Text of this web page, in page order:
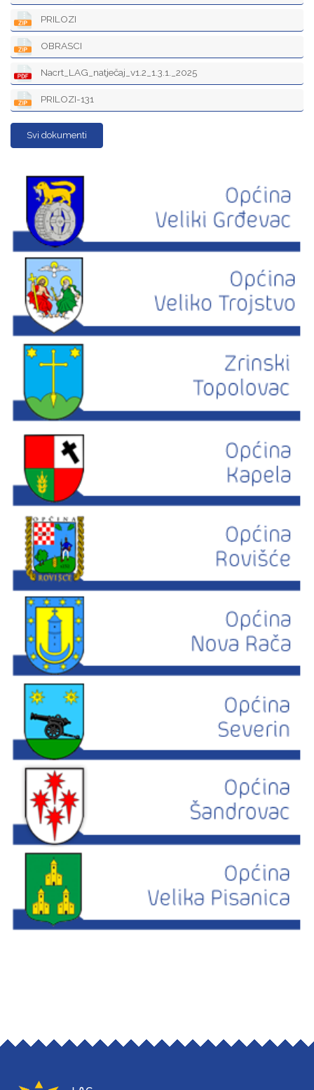
PRILOZI
OBRASCI
Nacrt_LAG_natječaj_v1.2_1.3.1._2025
PRILOZI-131
Svi dokumenti